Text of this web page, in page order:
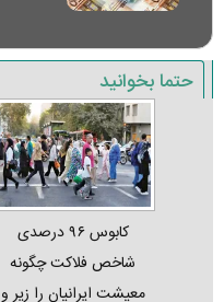
حتما بخوانید
کابوس ۹۶ درصدی
شاخص فلاکت چگونه
معیشت ایرانیان را زیر و